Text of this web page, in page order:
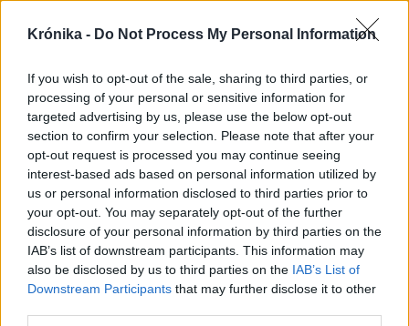
Krónika - Do Not Process My Personal Information
If you wish to opt-out of the sale, sharing to third parties, or
processing of your personal or sensitive information for
targeted advertising by us, please use the below opt-out
section to confirm your selection. Please note that after your
opt-out request is processed you may continue seeing
interest-based ads based on personal information utilized by
us or personal information disclosed to third parties prior to
your opt-out. You may separately opt-out of the further
disclosure of your personal information by third parties on the
IAB’s list of downstream participants. This information may
also be disclosed by us to third parties on the IAB’s List of
Downstream Participants that may further disclose it to other
Krónika
észlelték a végül Bulgáriában
felrobbant drónt
Székelyhon
Vaddisznó szaladt le a
budapesti metróba, felszállt
az egyik kocsira, majd
kilőtték – videóval